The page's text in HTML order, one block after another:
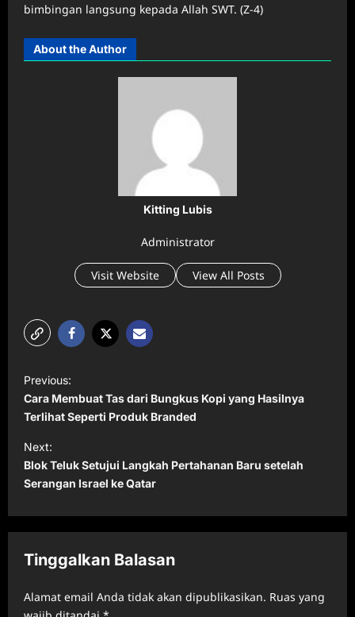
bimbingan langsung kepada Allah SWT. (Z-4)
About the Author
Kitting Lubis
Administrator
Visit Website View All Posts
o
s
t
n
a
v
g
a
Previous:
Cara Membuat Tas dari Bungkus Kopi yang Hasilnya
Terlihat Seperti Produk Branded
Next:
Blok Teluk Setujui Langkah Pertahanan Baru setelah
Serangan Israel ke Qatar
Tinggalkan Balasan
Alamat email Anda tidak akan dipublikasikan. Ruas yang